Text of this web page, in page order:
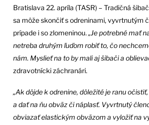
Bratislava 22. apríla (TASR) – Tradičná
sa môže skončiť s odreninami, vyvrtnutým
prípade i so zlomeninou. „Je potrebné mať
netreba druhým ľuďom robiť to, čo
nám. Myslieť na to by mali aj šibači a
zdravotnícki záchranári.
„Ak dôjde k odrenine, dôležité je ranu
a dať na ňu obväz či náplasť. Vyvrtnutý
obviazať elastickým obväzom a vyložiť na